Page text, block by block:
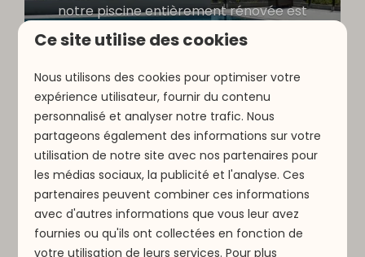
notre piscine entièrement rénovée est
désormais ouverte !
Qu’est-ce que la
Luxembourg Pass ?
Ce site utilise des cookies
Nous utilisons des cookies pour optimiser votre
expérience utilisateur, fournir du contenu
personnalisé et analyser notre trafic. Nous
partageons également des informations sur votre
utilisation de notre site avec nos partenaires pour
les médias sociaux, la publicité et l'analyse. Ces
partenaires peuvent combiner ces informations
avec d'autres informations que vous leur avez
fournies ou qu'ils ont collectées en fonction de
votre utilisation de leurs services. Pour plus